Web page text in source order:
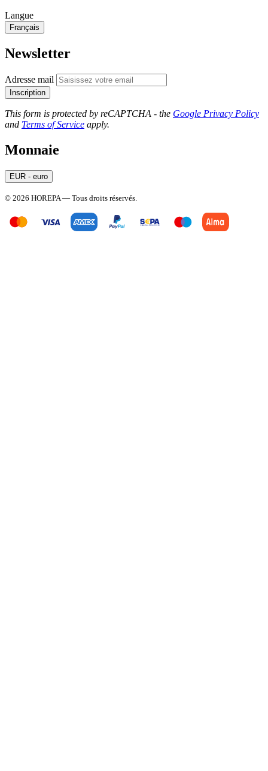
Langue
Français
Newsletter
Adresse mail
Inscription
This form is protected by reCAPTCHA - the Google Privacy Policy
and Terms of Service apply.
Monnaie
EUR - euro
© 2026 HOREPA — Tous droits réservés.